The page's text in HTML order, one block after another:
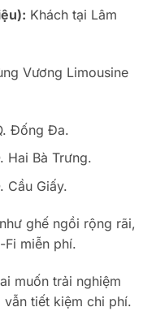
Khách tại Lâm
Vương Limousine
Đống Đa.
Hai Bà Trưng.
Cầu Giấy.
ghế ngồi rộng rãi,
miễn phí.
muốn trải nghiệm
tiết kiệm chi phí.